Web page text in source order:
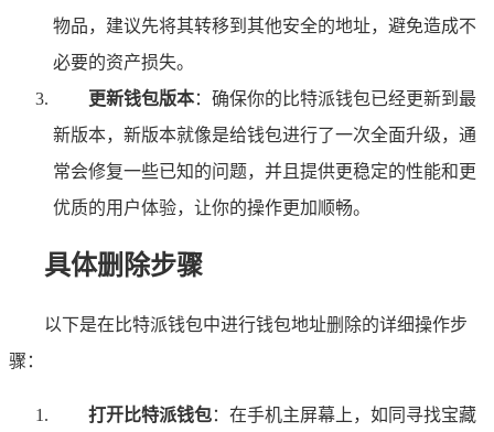
物品，建议先将其转移到其他安全的地址，避免造成不
必要的资产损失。
更新钱包版本：确保你的比特派钱包已经更新到最
新版本，新版本就像是给钱包进行了一次全面升级，通
常会修复一些已知的问题，并且提供更稳定的性能和更
优质的用户体验，让你的操作更加顺畅。
具体删除步骤
以下是在比特派钱包中进行钱包地址删除的详细操作步
骤：
打开比特派钱包：在手机主屏幕上，如同寻找宝藏